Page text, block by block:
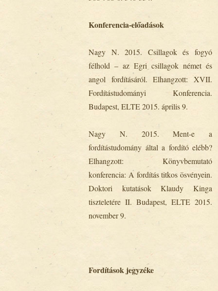
Konferencia-előadások
Nagy N. 2015. Csillagok és fogyó
félhold – az Egri csillagok német és
angol fordításáról. Elhangzott: XVII.
Fordítástudományi Konferencia.
Budapest, ELTE 2015. április 9.
Nagy N. 2015. Ment-e a
fordítástudomány által a fordító elébb?
Elhangzott: Könyvbemutató
konferencia: A fordítás titkos ösvényein.
Doktori kutatások Klaudy Kinga
tiszteletére II. Budapest, ELTE 2015.
november 9.
Fordítások jegyzéke